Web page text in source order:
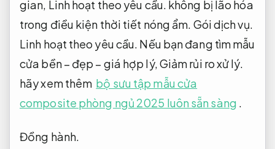
gian, Linh hoạt theo yêu cầu. không bị lão hóa
trong điều kiện thời tiết nóng ẩm. Gói dịch vụ.
Linh hoạt theo yêu cầu. Nếu bạn đang tìm mẫu
cửa bền – đẹp – giá hợp lý,Giảm rủi ro xử lý.
hãy xem thêm bộ sưu tập mẫu cửa
composite phòng ngủ 2025 luôn sẵn sàng .
Đồng hành.